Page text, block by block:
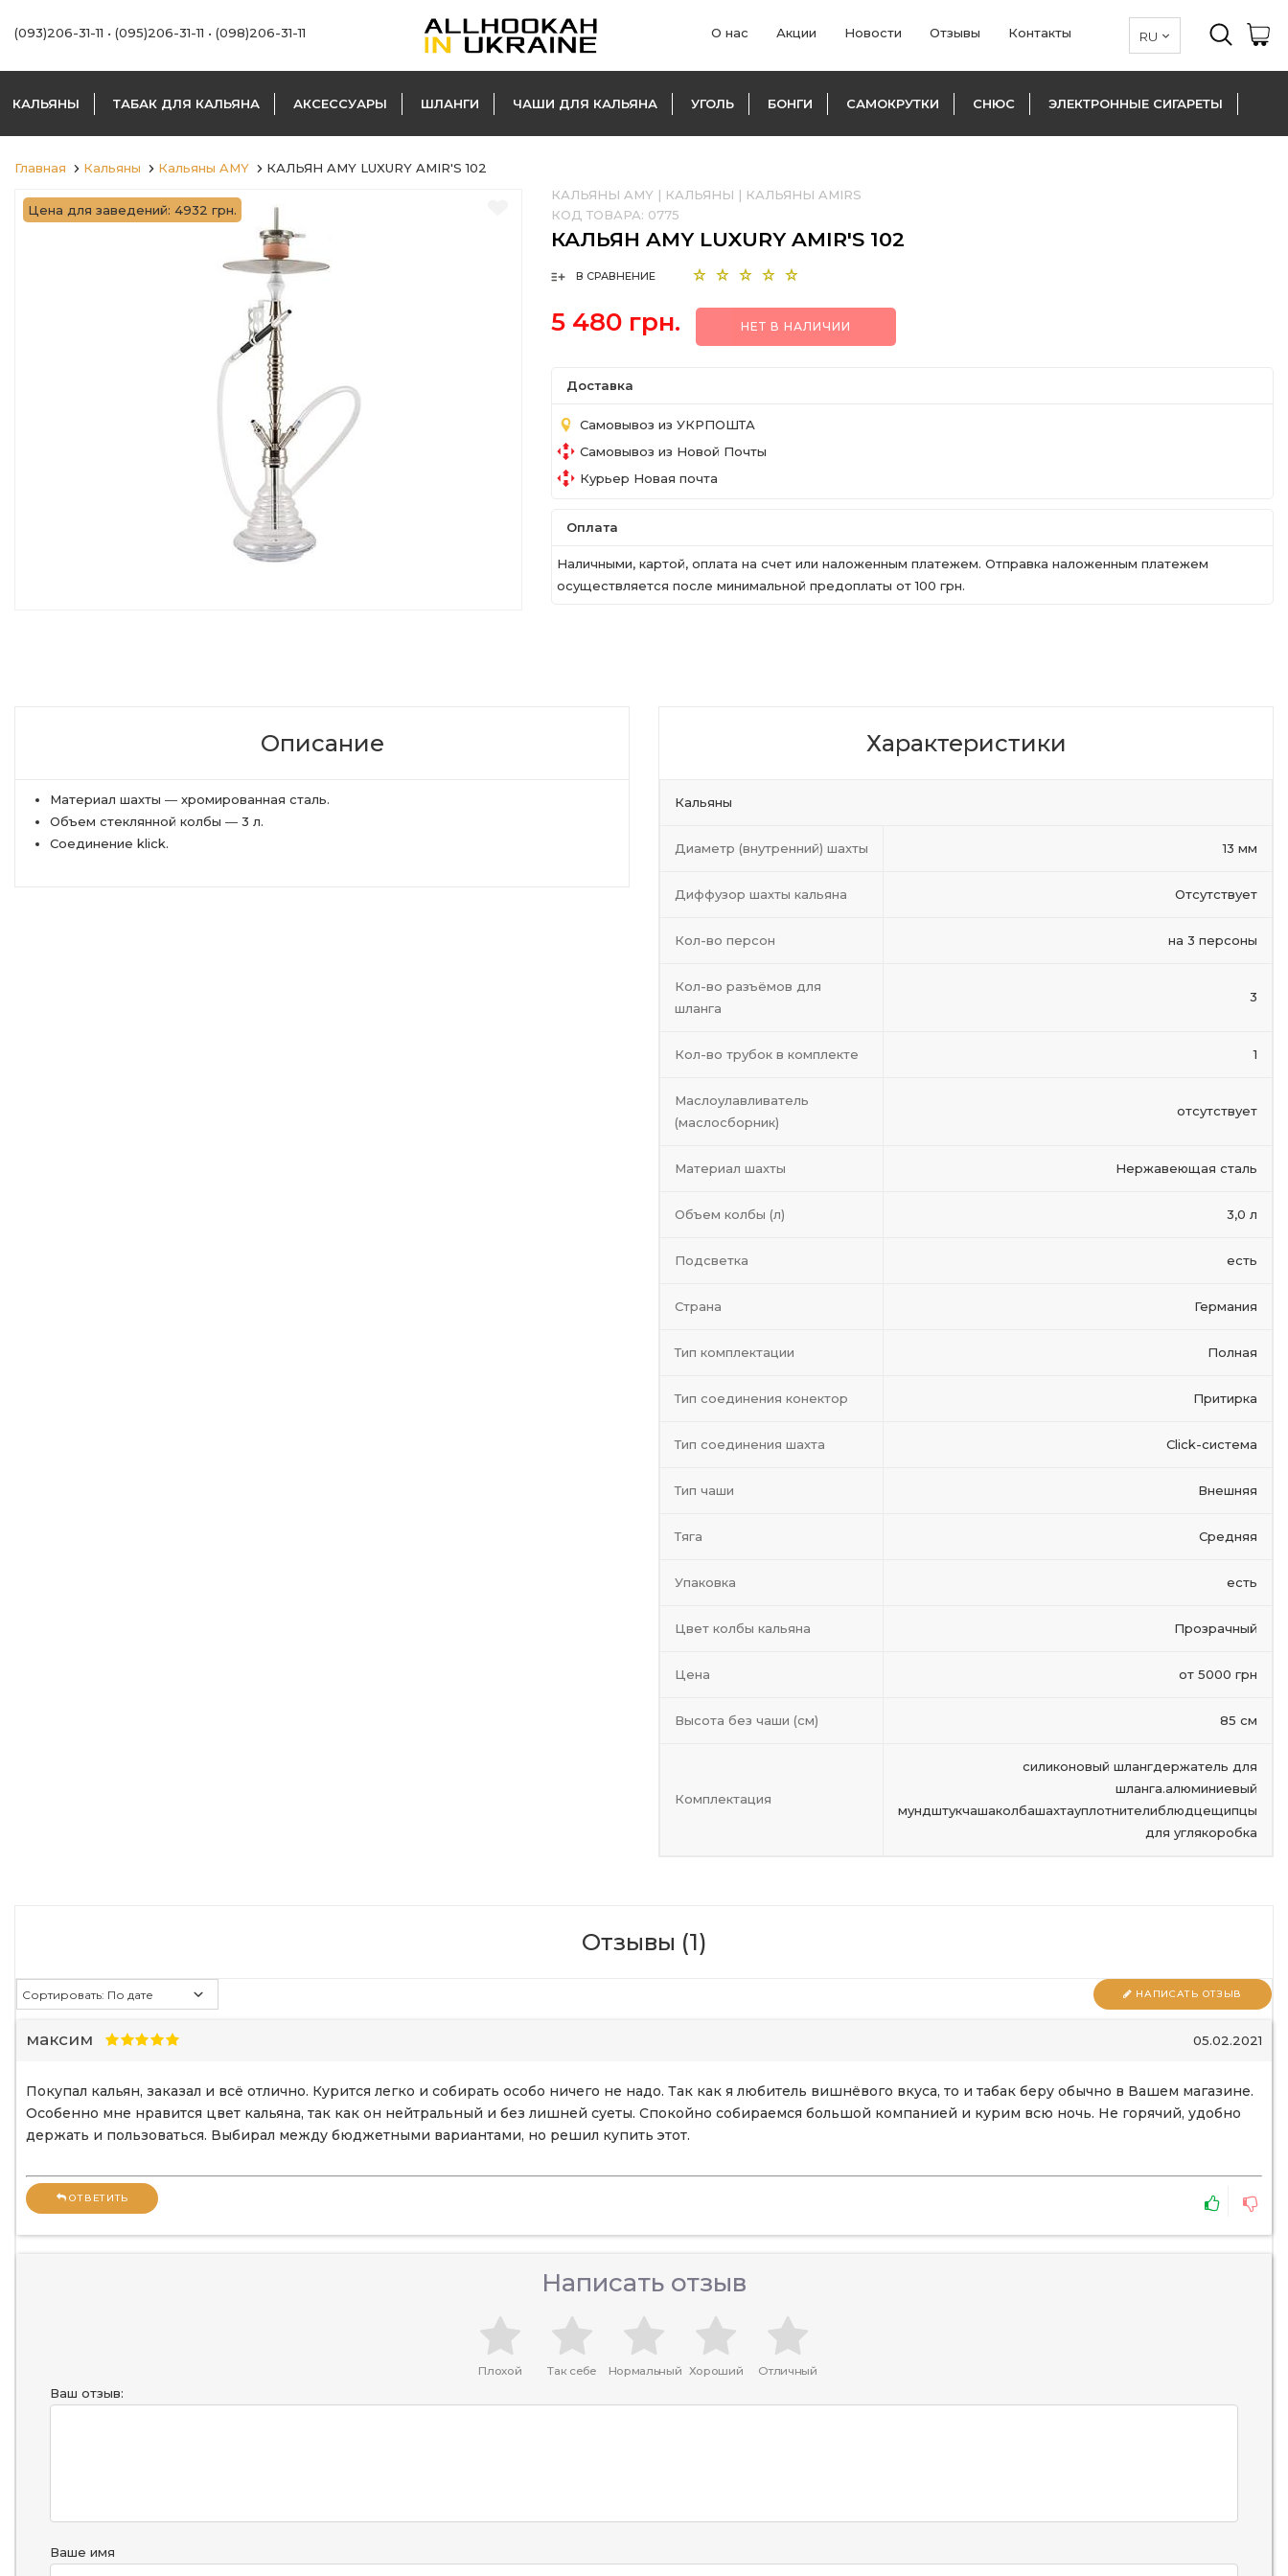
(093)206-31-11 • (095)206-31-11 • (098)206-31-11 О нас Акции Новости Отзывы Контакты
КАЛЬЯНЫ ТАБАК ДЛЯ КАЛЬЯНА АКСЕССУАРЫ ШЛАНГИ ЧАШИ ДЛЯ КАЛЬЯНА УГОЛЬ БОНГИ САМОКРУТКИ СНЮС ЭЛЕКТРОННЫЕ СИГАРЕТЫ
Главная Кальяны Кальяны AMY КАЛЬЯН AMY LUXURY AMIR'S 102
Цена для заведений: 4932 грн.
КАЛЬЯНЫ AMY | КАЛЬЯНЫ | КАЛЬЯНЫ AMIRS
КОД ТОВАРА: 0775
КАЛЬЯН AMY LUXURY AMIR'S 102
В СРАВНЕНИЕ
5 480 грн. НЕТ В НАЛИЧИИ
Доставка
Самовывоз из УКРПОШТА
Самовывоз из Новой Почты
Курьер Новая почта
Оплата
Наличными, картой, оплата на счет или наложенным платежем. Отправка наложенным платежем
осуществляется после минимальной предоплаты от 100 грн.
Описание
Материал шахты ― хромированная сталь.
Объем стеклянной колбы ― 3 л.
Соединение klick.
Характеристики
Кальяны
Диаметр (внутренний) шахты 13 мм
Диффузор шахты кальяна Отсутствует
Кол-во персон на 3 персоны
Кол-во разъёмов для
шланга
3
Кол-во трубок в комплекте 1
Маслоулавливатель
(маслосборник)
отсутствует
Материал шахты Нержавеющая сталь
Объем колбы (л) 3,0 л
Подсветка есть
Страна Германия
Тип комплектации Полная
Тип соединения конектор Притирка
Тип соединения шахта Click-система
Тип чаши Внешняя
Тяга Средняя
Упаковка есть
Цвет колбы кальяна Прозрачный
Цена от 5000 грн
Высота без чаши (см) 85 см
Комплектация
силиконовый шлангдержатель для
шланга.алюминиевый
мундштукчашаколбашахтауплотнителиблюдцещипцы
для углякоробка
Отзывы (1)
НАПИСАТЬ ОТЗЫВ
максим 05.02.2021
Покупал кальян, заказал и всё отлично. Курится легко и собирать особо ничего не надо. Так как я любитель вишнёвого вкуса, то и табак беру обычно в Вашем магазине.
Особенно мне нравится цвет кальяна, так как он нейтральный и без лишней суеты. Спокойно собираемся большой компанией и курим всю ночь. Не горячий, удобно
держать и пользоваться. Выбирал между бюджетными вариантами, но решил купить этот.
ОТВЕТИТЬ
Написать отзыв
Плохой Так себе Нормальный Хороший Отличный
Ваш отзыв:
Ваше имя